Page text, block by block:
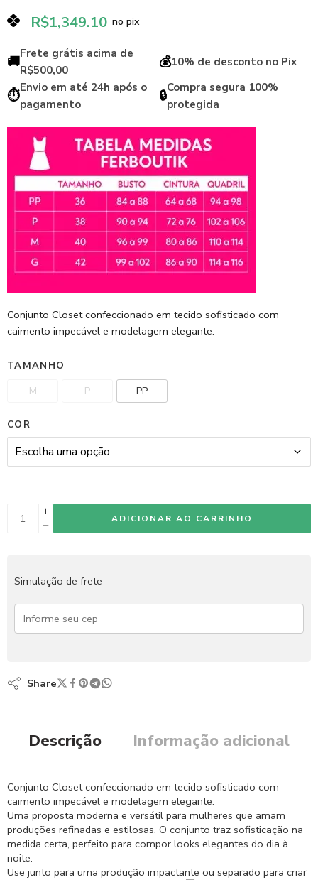
R$1,349.10 no pix
🚚Frete grátis acima de
R$500,00
💰10% de desconto no Pix
⏱️Envio em até 24h após o
pagamento
🔒Compra segura 100%
protegida
Conjunto Closet confeccionado em tecido sofisticado com
caimento impecável e modelagem elegante.
TAMANHO
M P PP
COR
ADICIONAR AO CARRINHO
Simulação de frete
Share
Descrição Informação adicional
Conjunto Closet confeccionado em tecido sofisticado com
caimento impecável e modelagem elegante.
Uma proposta moderna e versátil para mulheres que amam
produções refinadas e estilosas. O conjunto traz sofisticação na
medida certa, perfeito para compor looks elegantes do dia à
noite.
Use junto para uma produção impactante ou separado para criar